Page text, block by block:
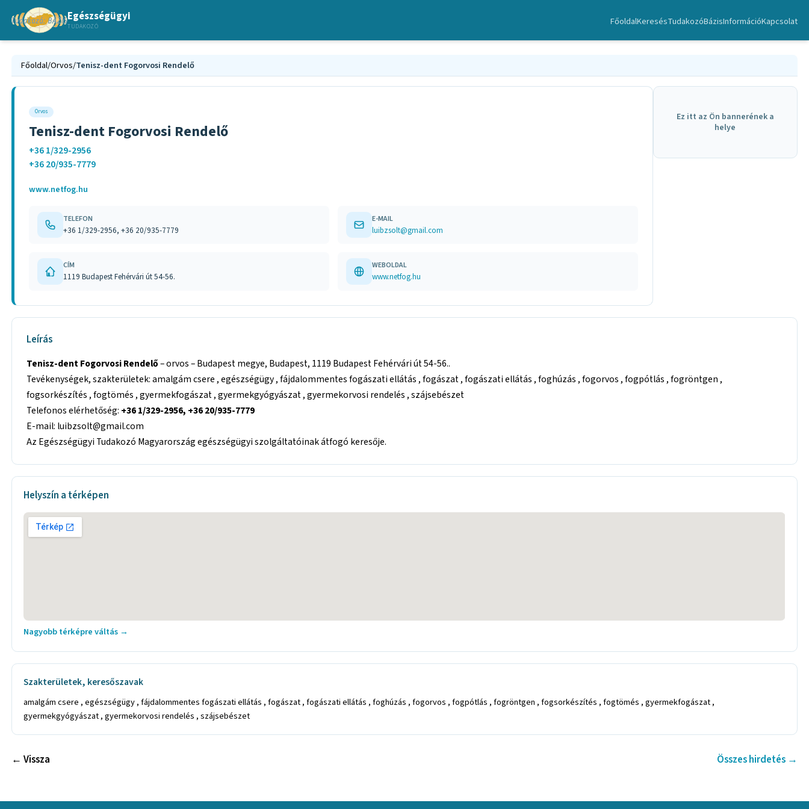
Egészségügyi
TUDAKOZÓ FőoldalKeresésTudakozóBázisInformációKapcsolat
Főoldal/Orvos/Tenisz-dent Fogorvosi Rendelő
Orvos
Tenisz-dent Fogorvosi Rendelő
+36 1/329-2956
+36 20/935-7779
www.netfog.hu
TELEFON
+36 1/329-2956, +36 20/935-7779
E-MAIL
luibzsolt@gmail.com
CÍM
1119 Budapest Fehérvári út 54-56.
WEBOLDAL
www.netfog.hu
Ez itt az Ön bannerének a
helye
Leírás
Tenisz-dent Fogorvosi Rendelő– orvos – Budapest megye, Budapest, 1119 Budapest Fehérvári út 54-56..
Tevékenységek, szakterületek: amalgám csere , egészségügy , fájdalommentes fogászati ellátás , fogászat , fogászati ellátás , foghúzás , fogorvos , fogpótlás , fogröntgen ,
fogsorkészítés , fogtömés , gyermekfogászat , gyermekgyógyászat , gyermekorvosi rendelés , szájsebészet
Telefonos elérhetőség: +36 1/329-2956, +36 20/935-7779
E-mail: luibzsolt@gmail.com
Az Egészségügyi Tudakozó Magyarország egészségügyi szolgáltatóinak átfogó keresője.
Helyszín a térképen
Nagyobb térképre váltás →
Szakterületek, keresőszavak
amalgám csere , egészségügy , fájdalommentes fogászati ellátás , fogászat , fogászati ellátás , foghúzás , fogorvos , fogpótlás , fogröntgen , fogsorkészítés , fogtömés , gyermekfogászat ,
gyermekgyógyászat , gyermekorvosi rendelés , szájsebészet
← Vissza Összes hirdetés →